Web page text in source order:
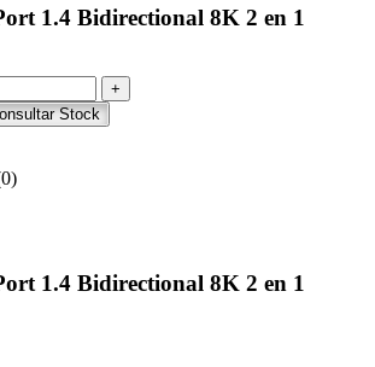
1.4 Bidirectional 8K 2 en 1
+
Stock
1.4 Bidirectional 8K 2 en 1